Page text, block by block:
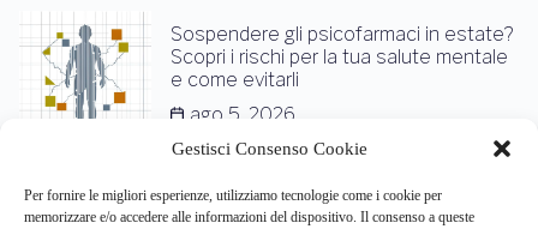
Gestisci Consenso Cookie
Per fornire le migliori esperienze, utilizziamo tecnologie come i cookie per
memorizzare e/o accedere alle informazioni del dispositivo. Il consenso a queste
Sospendere gli psicofarmaci in estate?
Scopri i rischi per la tua salute mentale
e come evitarli
ago 5, 2026
Categorie